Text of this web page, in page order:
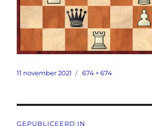
Geplaatst
11 november 2021
Volledige
674 × 674
GEPUBLICEERD IN